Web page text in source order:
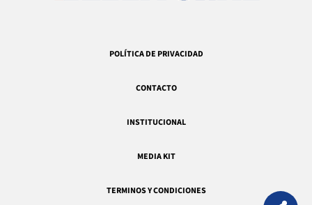
POLÍTICA DE PRIVACIDAD
CONTACTO
INSTITUCIONAL
MEDIA KIT
TERMINOS Y CONDICIONES